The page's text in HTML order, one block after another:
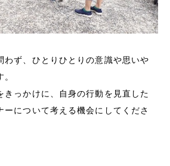
わず、ひとりひとりの意識や思いや
きっかけに、自身の行動を見直した
ーについて考える機会にしてくださ